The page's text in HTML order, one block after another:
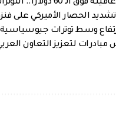
تُشعل الأسواق من فنزويلا إلى البحر المتوسط
الحصار الأميركي على
وسط توترات جيوسياسية
لتعزيز التعاون